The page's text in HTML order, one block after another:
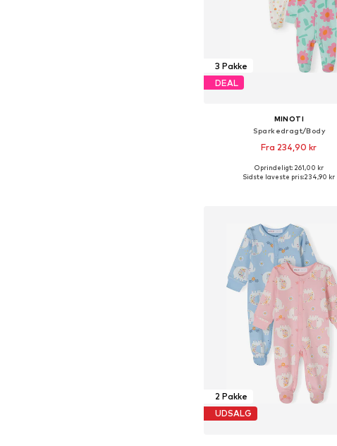
3 Pakke
DEAL
MINOTI
Sparkedragt/Body
Fra 234,90 kr
Fås i mange størrelser
Oprindeligt: 261,00 kr
Sidste laveste pris:234,90 kr
2 Pakke
UDSALG